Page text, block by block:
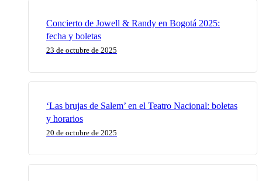
Concierto de Jowell & Randy en Bogotá 2025:
fecha y boletas
23 de octubre de 2025
‘Las brujas de Salem’ en el Teatro Nacional: boletas
y horarios
20 de octubre de 2025